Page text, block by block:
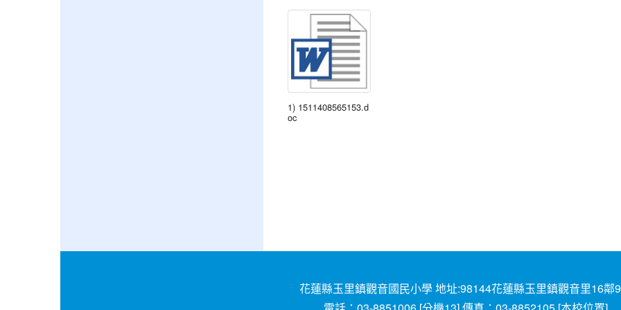
1) 1511408565153.d
oc
花蓮縣玉里鎮觀音國民小學 地址:98144花蓮縣玉里鎮觀音里16鄰